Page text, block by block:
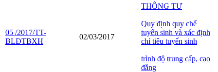
05 /2017/TT-
BLĐTBXH
02/03/2017
THÔNG TƯ
Quy định quy chế
tuyển sinh và xác định
chỉ tiêu tuyển sinh
trình độ trung cấp, cao
đẳng